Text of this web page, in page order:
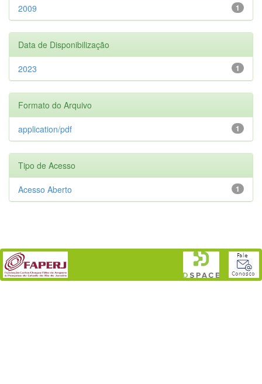
1
2009
Data de Disponibilização
1
2023
Formato do Arquivo
1
application/pdf
Tipo de Acesso
1
Acesso Aberto